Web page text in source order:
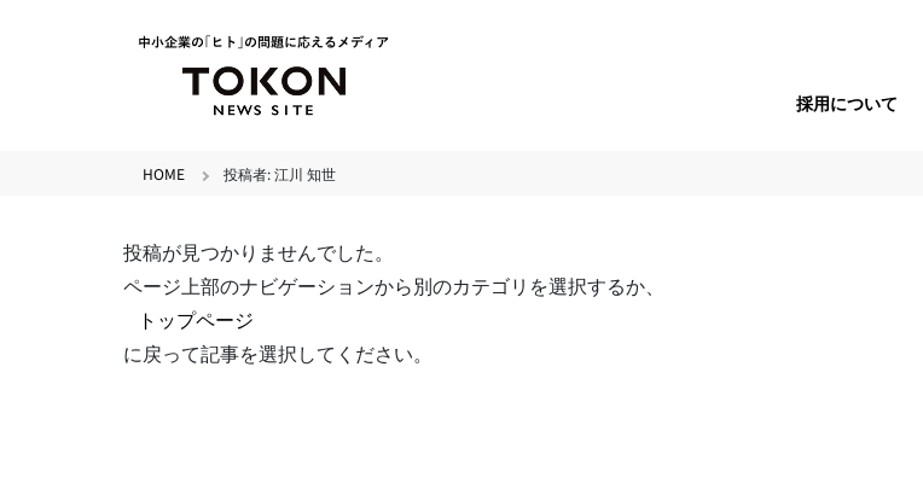
採用について
HOME 投稿者:江川 知世
投稿が見つかりませんでした。
ページ上部のナビゲーションから別のカテゴリを選択するか、
トップページ
に戻って記事を選択してください。